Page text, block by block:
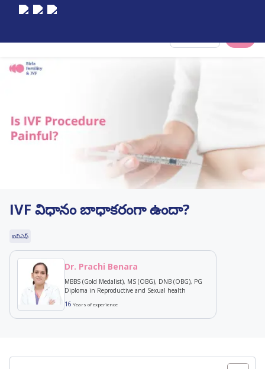
IVF విధానం బాధాకరంగా ఉందా?
ఐవిఎఫ్
Dr. Prachi Benara
MBBS (Gold Medalist), MS (OBG), DNB (OBG), PG
Diploma in Reproductive and Sexual health
16 Years of experience